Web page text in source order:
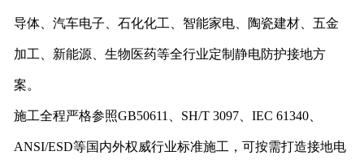
导体、汽车电子、石化化工、智能家电、陶瓷建材、五金
加工、新能源、生物医药等全行业定制静电防护接地方
案。
施工全程严格参照GB50611、SH/T 3097、IEC 61340、
ANSI/ESD等国内外权威行业标准施工，可按需打造接地电